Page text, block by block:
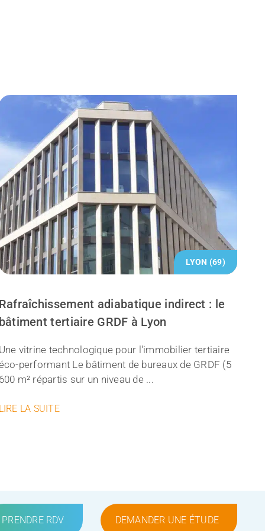
LYON (69)
Rafraîchissement adiabatique indirect : le
bâtiment tertiaire GRDF à Lyon
Une vitrine technologique pour l'immobilier tertiaire
performant Le bâtiment de bureaux de GRDF (5
600 m² répartis sur un niveau de ...
LIRE LA SUITE
PRENDRE RDV DEMANDER UNE ÉTUDE